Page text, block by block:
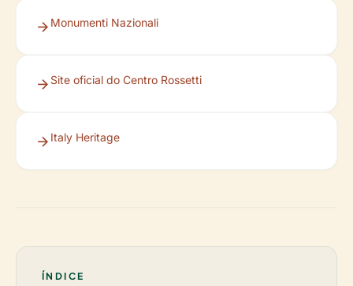
Monumenti Nazionali
Site oficial do Centro Rossetti
Italy Heritage
ÍNDICE